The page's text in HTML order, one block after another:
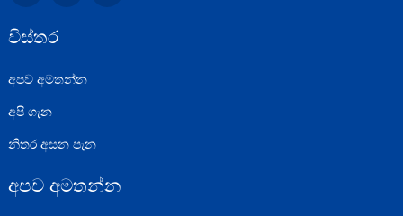
විස්තර
අපව අමතන්න
අපි ගැන
නිතර අසන පැන
අපව අමතන්න